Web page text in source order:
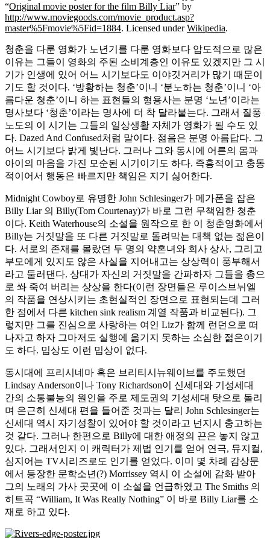
“Original movie poster for the film Billy Liar” by
http://www.moviegoods.com/movie_product.asp?
master%5Fmovie%5Fid=1884. Licensed underWikipedia.
청춘을 다룬 영화가 노년기를 다룬 영화보다 압도적으로 많은
이유는 그들이 영화의 주된 소비계층인 이유도 있겠지만 그 시
기가 인생에 있어 어느 시기보다도 이야깃거리가 많기 때문이
기도 할 것이다. ‘방황하는 청춘’이니 ‘분노하는 청춘’이니 ‘아
름다운 청춘’이니 하는 표현들의 형용사는 분명 ‘노년’이라는
명사보다 ‘청춘’이라는 명사에 더 착 달라붙는다. 그래서 질풍
노도의 이 시기는 그들의 일상생활 자체가 영화가 될 수도 있
다. Dazed And Confused처럼 말이다. 젊음은 분명 아름답다. 그
어느 시기보다 밝게 빛난다. 그러나 그와 동시에 어른의 몸과
아이의 마음을 가진 모순된 시기이기도 하다. 즉흥적이고 충동
적이어서 행동은 빠르지만 책임은 지기 싫어한다.
Midnight Cowboy로 유명한 John Schlesinger가 메가폰을 잡은
Billy Liar 의 Billy(Tom Courtenay)가 바로 그런 무책임한 청춘
이다. Keith Waterhouse의 소설을 원작으로 한 이 청춘영화에서
Billy는 거짓말을 또 다른 거짓말로 돌려막는 대책 없는 젊은이
다. 서로의 존재를 몰랐던 두 명의 약혼녀와 회사 상사, 그리고
부모에게 있지도 않은 사실을 지어내고는 상상력이 풍부해서
라고 둘러댄다. 상대가 자신의 거짓말을 간파하자 그들을 총으
로 쏴 죽여 버리는 상상을 한다(이런 장면들은 루이스브뉘엘
의 작품을 연상시키는 초현실적인 장면으로 표현되는데 그러
한 점에서 다른 kitchen sink realism 계열 작품과 비교된다). 그
렇지만 그를 진심으로 사랑하는 여인 Liz가 함께 런던으로 떠
나자고 하자 그마저도 실행에 옮기지 못하는 소심한 젊은이기
도 하다. 밉상도 이런 밉상이 없다.
동시대에 프리시네마 혹은 브리티시뉴웨이브를 주도했던
Lindsay Anderson이나 Tony Richardson이 신세대와 기성세대
간의 소통불능의 원인을 주로 제도권의 기성세대 탓으로 돌리
며 은근히 신세대 편을 들어준 것과는 달리 John Schlesinger는
신세대 역시 자기성찰이 있어야 할 것이라고 넌지시 충고하는
것 같다. 그러나 한편으로 Billy에 대한 애정의 끈은 놓지 않고
있다. 그래서인지 이 캐릭터가 제법 인기를 얻어 연극, 뮤지컬,
심지어는 TV시리즈로도 인기를 얻었다. 이미 몇 차례 감상문
에서 등장한 문학소년(?) Morrissey 역시 이 소설에 감화 받아
그의 노래의 가사 곳곳에 이 소설을 언급하였고 The Smiths 의
히트곡 “William, It Was Really Nothing” 이 바로 Billy Liar를 소
재로 하고 있다.